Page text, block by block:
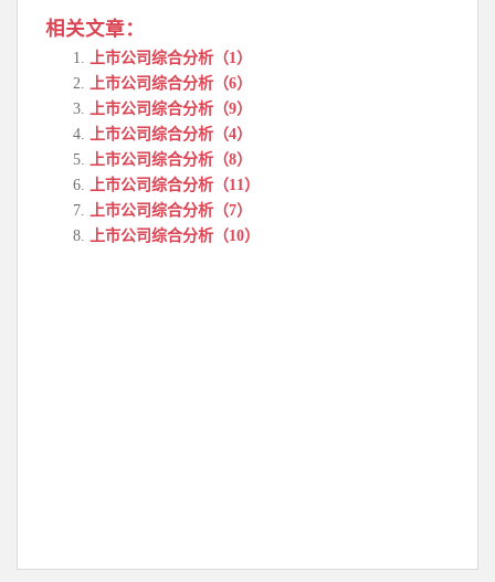
相关文章：
上市公司综合分析（1）
上市公司综合分析（6）
上市公司综合分析（9）
上市公司综合分析（4）
上市公司综合分析（8）
上市公司综合分析（11）
上市公司综合分析（7）
上市公司综合分析（10）